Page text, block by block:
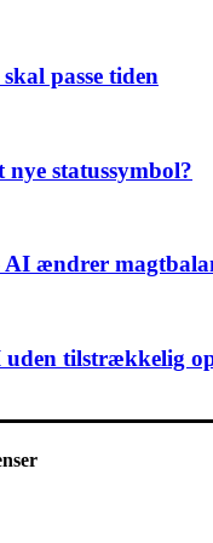
passe tiden
nye statussymbol?
ændrer
uden tilstrækkelig